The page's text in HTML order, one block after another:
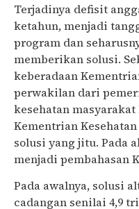
Terjadinya defisit
ketahun, menjadi
program dan
memberikan solusi.
keberadaan
perwakilan dari
kesehatan masyarakat
Kementrian
solusi yang jitu. Pada
menjadi pembahasan
Pada awalnya, solusi
cadangan senilai 4,9